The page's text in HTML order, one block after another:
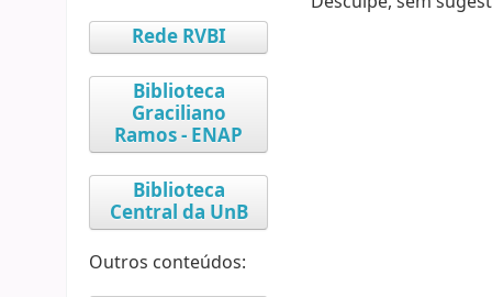
Rede RVBI
Biblioteca
Graciliano
Ramos - ENAP
Biblioteca
Central da UnB
Outros conteúdos: